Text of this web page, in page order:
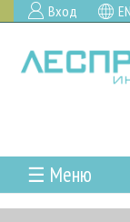
Вход EN
☰ Меню
ГЛАВНАЯ